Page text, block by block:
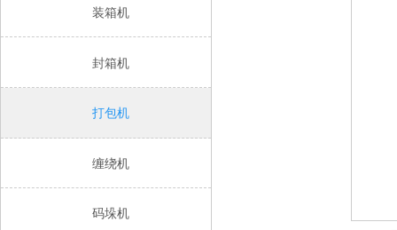
装箱机
封箱机
打包机
缠绕机
码垛机